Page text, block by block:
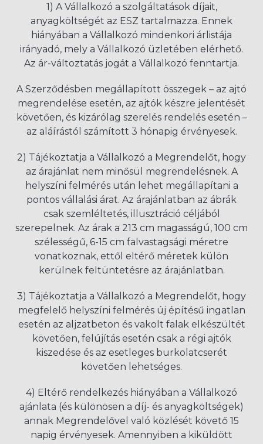
1) A Vállalkozó a szolgáltatások díjait,
anyagköltségét az ESZ tartalmazza. Ennek
hiányában a Vállalkozó mindenkori árlistája
irányadó, mely a Vállalkozó üzletében elérhető.
Az ár-változtatás jogát a Vállalkozó fenntartja.
A Szerződésben megállapított összegek – az ajtó
megrendelése esetén, az ajtók készre jelentését
követően, és kizárólag szerelés rendelés esetén –
az aláírástól számított 3 hónapig érvényesek.
2) Tájékoztatja a Vállalkozó a Megrendelőt, hogy
az árajánlat nem minősül megrendelésnek. A
helyszíni felmérés után lehet megállapítani a
pontos vállalási árat. Az árajánlatban az ábrák
csak szemléltetés, illusztráció céljából
szerepelnek. Az árak a 213 cm magasságú, 100 cm
szélességű, 6-15 cm falvastagsági méretre
vonatkoznak, ettől eltérő méretek külön
kerülnek feltüntetésre az árajánlatban.
3) Tájékoztatja a Vállalkozó a Megrendelőt, hogy
megfelelő helyszíni felmérés új építésű ingatlan
esetén az aljzatbeton és vakolt falak elkészültét
követően, felújítás esetén csak a régi ajtók
kiszedése és az esetleges burkolatcserét
követően lehetséges.
4) Eltérő rendelkezés hiányában a Vállalkozó
ajánlata (és különösen a díj- és anyagköltségek)
annak Megrendelővel való közlését követő 15
napig érvényesek. Amennyiben a kiküldött